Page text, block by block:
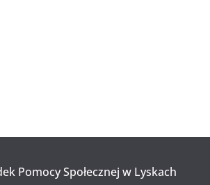
Pomocy Społecznej w Lyskach